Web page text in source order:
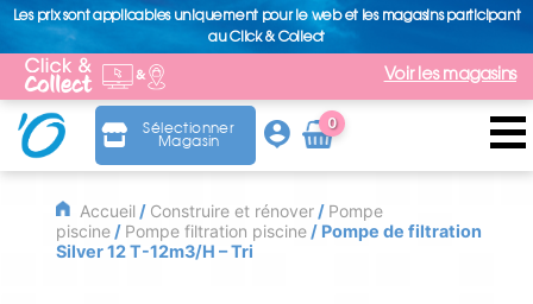
Les prix sont applicables uniquement pour le web et les magasins participant
au Click & Collect
Voir les magasins
Sélectionner
Magasin
0
Arti
cle
Accueil/ Construire et rénover/ Pompe
piscine/ Pompe filtration piscine/ Pompe de filtration
Silver 12 T-12m3/H – Tri